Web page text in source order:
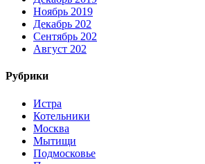
Ноябрь 2019
Декабрь 202
Сентябрь 202
Август 202
Рубрики
Истра
Котельники
Москва
Мытищи
Подмосковье